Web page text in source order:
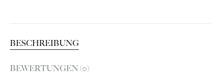
BESCHREIBUNG
BEWERTUNGEN (0)